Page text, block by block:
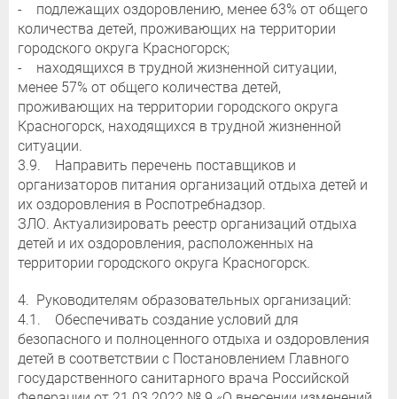
- подлежащих оздоровлению, менее 63% от общего
количества детей, проживающих на территории
городского округа Красногорск;
- находящихся в трудной жизненной ситуации,
менее 57% от общего количества детей,
проживающих на территории городского округа
Красногорск, находящихся в трудной жизненной
ситуации.
3.9. Направить перечень поставщиков и
организаторов питания организаций отдыха детей и
их оздоровления в Роспотребнадзор.
ЗЛО. Актуализировать реестр организаций отдыха
детей и их оздоровления, расположенных на
территории городского округа Красногорск.
4. Руководителям образовательных организаций:
4.1. Обеспечивать создание условий для
безопасного и полноценного отдыха и оздоровления
детей в соответствии с Постановлением Главного
государственного санитарного врача Российской